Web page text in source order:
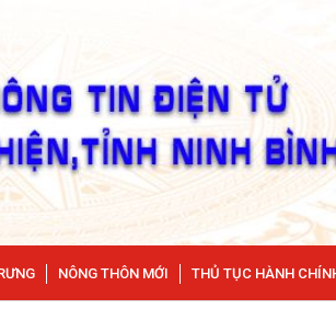
NÔNG THÔN MỚI THỦ TỤC HÀNH